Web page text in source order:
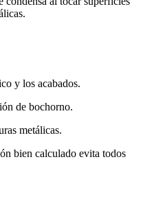
y los acabados.
de bochorno.
metálicas.
bien calculado evita todos